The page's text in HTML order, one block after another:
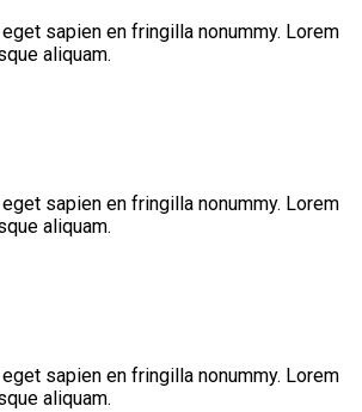
sapien en fringilla nonummy. Lorem
aliquam.
sapien en fringilla nonummy. Lorem
aliquam.
sapien en fringilla nonummy. Lorem
aliquam.